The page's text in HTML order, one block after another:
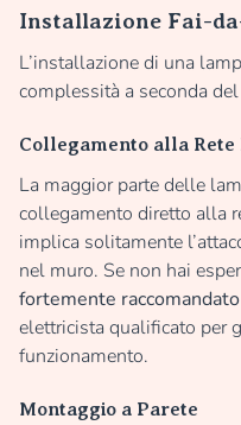
Installazione Fai-
L’installazione di una
complessità a seconda
Collegamento alla
La maggior parte delle
collegamento diretto alla
implica solitamente
nel muro. Se non hai
fortemente raccomandato
elettricista qualificato per
funzionamento.
Montaggio a Parete